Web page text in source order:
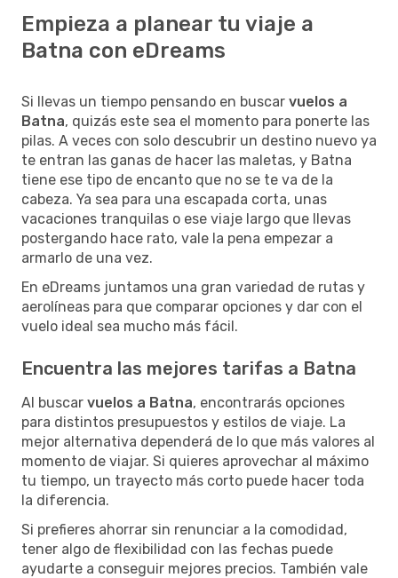
Empieza a planear tu viaje a
Batna con eDreams
Si llevas un tiempo pensando en buscar vuelos a
Batna, quizás este sea el momento para ponerte las
pilas. A veces con solo descubrir un destino nuevo ya
te entran las ganas de hacer las maletas, y Batna
tiene ese tipo de encanto que no se te va de la
cabeza. Ya sea para una escapada corta, unas
vacaciones tranquilas o ese viaje largo que llevas
postergando hace rato, vale la pena empezar a
armarlo de una vez.
En eDreams juntamos una gran variedad de rutas y
aerolíneas para que comparar opciones y dar con el
vuelo ideal sea mucho más fácil.
Encuentra las mejores tarifas a Batna
Al buscar vuelos a Batna, encontrarás opciones
para distintos presupuestos y estilos de viaje. La
mejor alternativa dependerá de lo que más valores al
momento de viajar. Si quieres aprovechar al máximo
tu tiempo, un trayecto más corto puede hacer toda
la diferencia.
Si prefieres ahorrar sin renunciar a la comodidad,
tener algo de flexibilidad con las fechas puede
ayudarte a conseguir mejores precios. También vale